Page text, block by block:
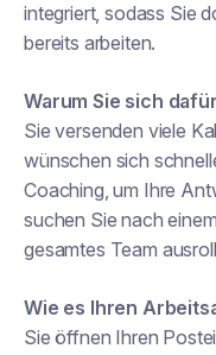
integriert, sodass Sie
bereits arbeiten.
Warum Sie sich
Sie versenden viele
wünschen sich
Coaching, um Ihre
suchen Sie nach
gesamtes Team
Wie es Ihren
Sie öffnen Ihren